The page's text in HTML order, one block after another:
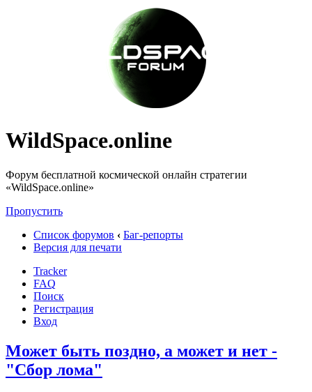
WildSpace.online
Форум бесплатной космической онлайн стратегии
«WildSpace.online»
Пропустить
Список форумов ‹ Баг-репорты
Версия для печати
Tracker
FAQ
Поиск
Регистрация
Вход
Может быть поздно, а может и нет -
"Сбор лома"